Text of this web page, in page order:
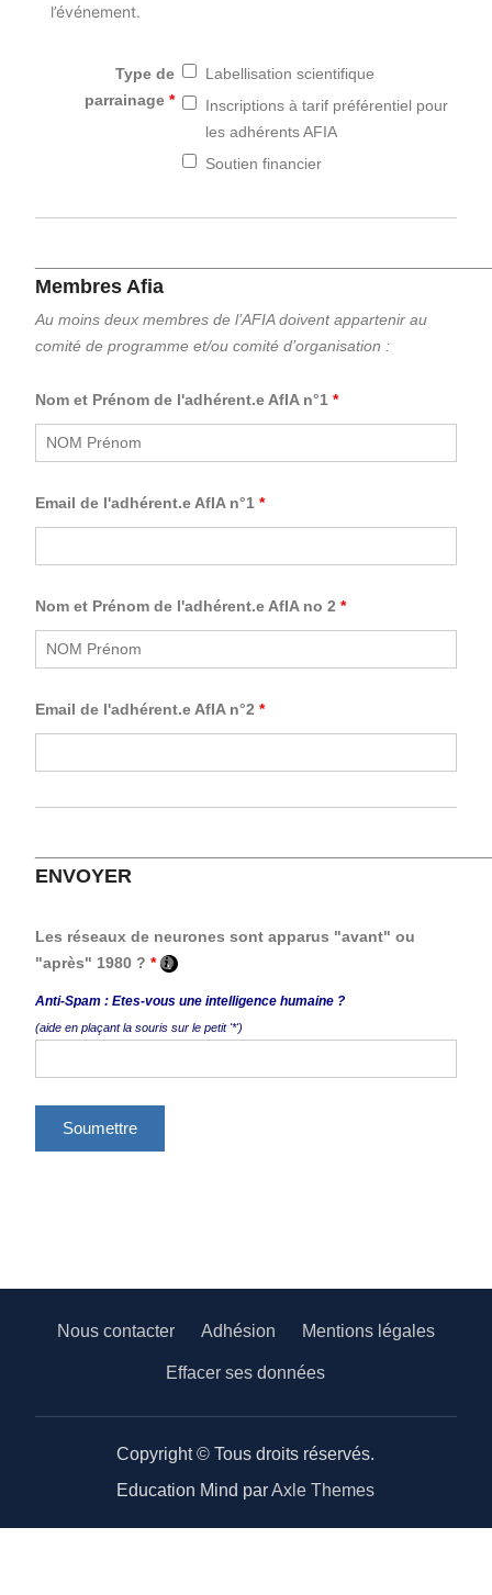
l’événement.
Type de
parrainage *
Labellisation scientifique
Inscriptions à tarif préférentiel pour
les adhérents AFIA
Soutien financier
Membres Afia
Au moins deux membres de l’AFIA doivent appartenir au
comité de programme et/ou comité d’organisation :
Nom et Prénom de l'adhérent.e AfIA n°1 *
Email de l'adhérent.e AfIA n°1 *
Nom et Prénom de l'adhérent.e AfIA no 2 *
Email de l'adhérent.e AfIA n°2 *
ENVOYER
Les réseaux de neurones sont apparus "avant" ou
"après" 1980 ? *
Anti-Spam : Etes-vous une intelligence humaine ?
(aide en plaçant la souris sur le petit '*')
Nous contacter Adhésion Mentions légales
Effacer ses données
Copyright © Tous droits réservés.
Education Mind parAxle Themes